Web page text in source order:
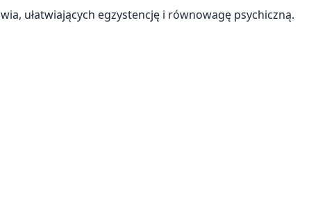
ułatwiających egzystencję i równowagę psychiczną.